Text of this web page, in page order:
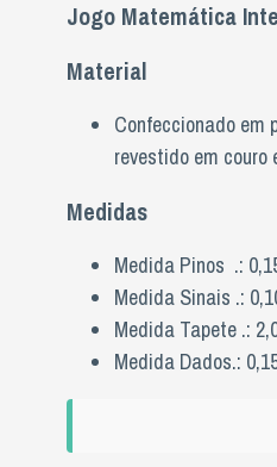
Jogo Matemática
Material
Confeccionado em
revestido em couro
Medidas
Medida Pinos .:
Medida Sinais .:
Medida Tapete .:
Medida Dados.: